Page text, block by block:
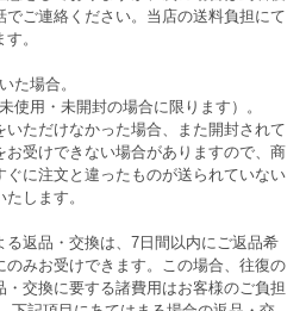
でご連絡ください。当店の送料負担にて
。
た場合。
使用・未開封の場合に限ります）。
ただけなかった場合、また開封されて
お受けできない場合がありますので、商
に注文と違ったものが送られていない
します。
る返品・交換は、7日間以内にご返品希
みお受けできます。この場合、往復の
交換に要する諸費用はお客様のご負担